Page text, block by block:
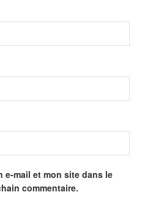
e-mail et mon site dans le
commentaire.